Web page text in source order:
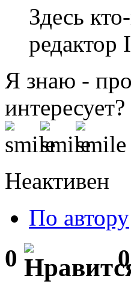
Здесь
редактор
Я знаю -
интересует?
Неактивен
По автору
0 0